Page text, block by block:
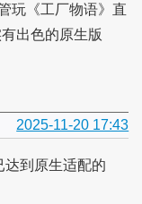
玩《工厂物语》直
出色的原生版
2025-11-20 17:43
达到原生适配的